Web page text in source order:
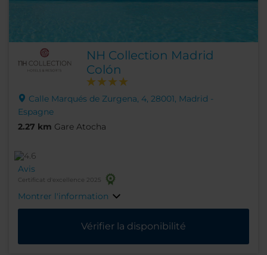
NH Collection Madrid
Colón
Calle Marqués de Zurgena, 4, 28001, Madrid -
Espagne
2.27 km Gare Atocha
Avis
Certificat d'excellence 2025
Montrer l'information
Vérifier la disponibilité